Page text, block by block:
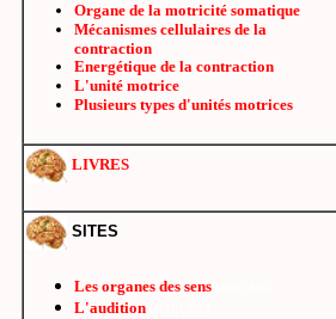
Organe de la motricité somatique
Mécanismes cellulaires de la
contraction
Energétique de la contraction
L'unité motrice
Plusieurs types d'unités motrices
LIVRES
SITES
Les organes des sens
L'audition